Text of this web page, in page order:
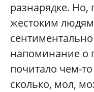
разнарядке.
жестоким
напоминание о
почитало чем-
сколько, мол,